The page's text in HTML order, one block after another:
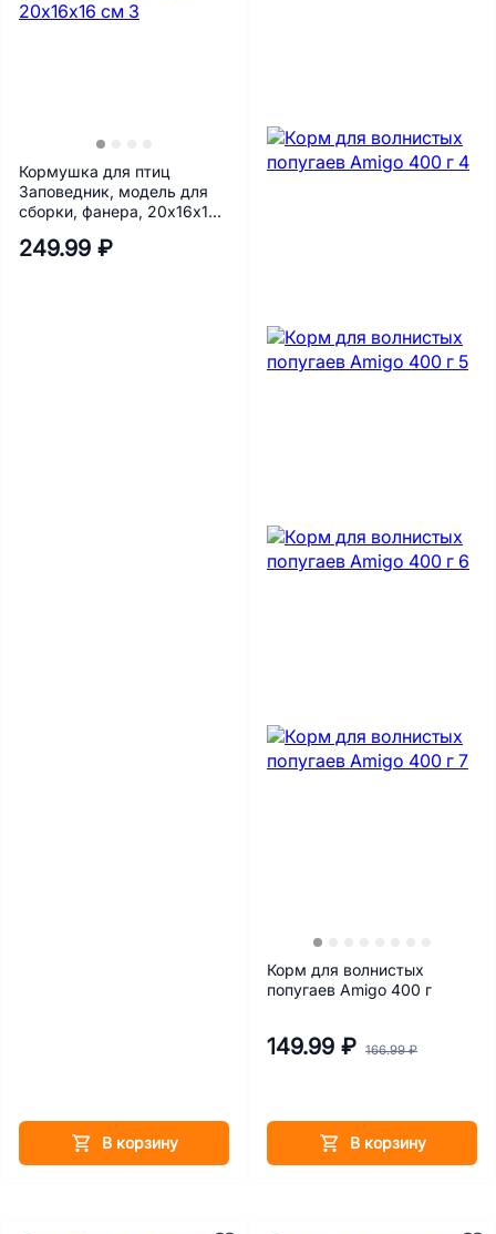
Кормушка для птиц
Заповедник, модель для
сборки, фанера, 20х16х16
249.99 ₽
В корзину
Корм для волнистых
попугаев Amigo 400 г
149.99 ₽ 166.99 ₽
В корзину